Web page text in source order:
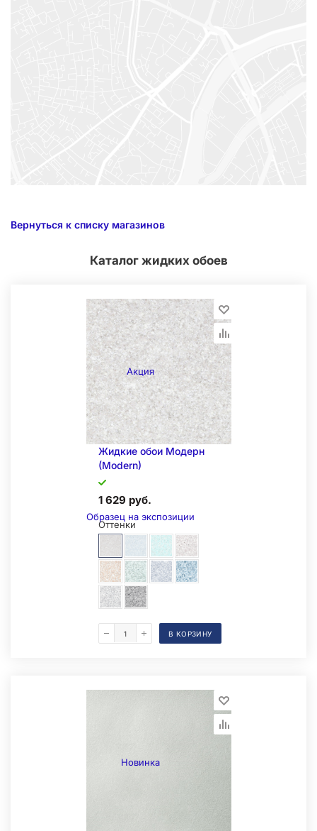
Вернуться к списку магазинов
Каталог жидких обоев
Акция
Образец на экспозиции
Жидкие обои Модерн
(Modern)
1 629 руб.
Оттенки
В КОРЗИНУ
Новинка